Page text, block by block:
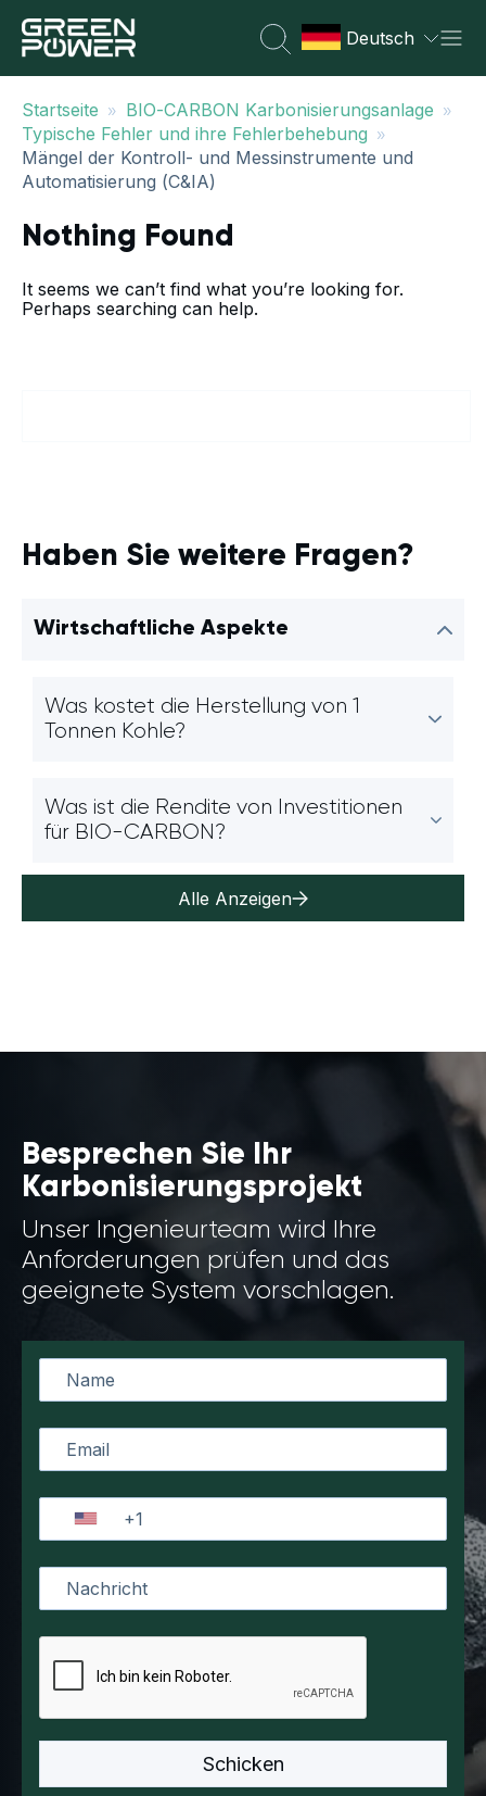
Deutsch
Startseite » BIO-CARBON Karbonisierungsanlage »
Typische Fehler und ihre Fehlerbehebung »
Mängel der Kontroll- und Messinstrumente und
Automatisierung (C&IA)
Nothing Found
It seems we can’t find what you’re looking for.
Perhaps searching can help.
Haben Sie weitere Fragen?
Wirtschaftliche Aspekte
Was kostet die Herstellung von 1
Tonnen Kohle?
Was ist die Rendite von Investitionen
für BIO-CARBON?
Alle Anzeigen
Besprechen Sie Ihr
Karbonisierungsprojekt
Unser Ingenieurteam wird Ihre
Anforderungen prüfen und das
geeignete System vorschlagen.